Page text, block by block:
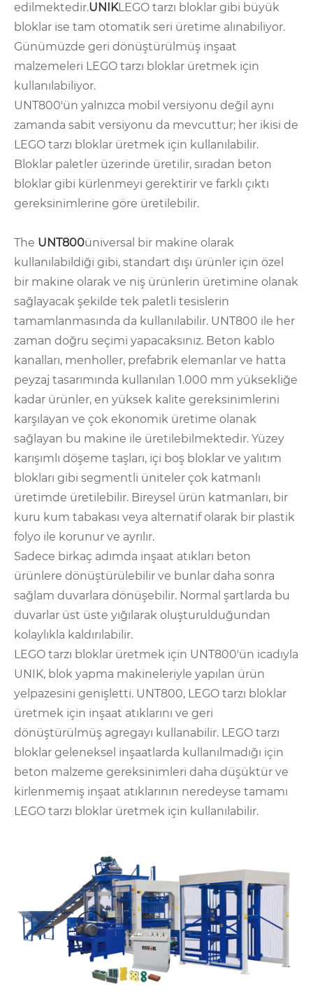
edilmektedir.UNIKLEGO tarzı bloklar gibi büyük
bloklar ise tam otomatik seri üretime alınabiliyor.
Günümüzde geri dönüştürülmüş inşaat
malzemeleri LEGO tarzı bloklar üretmek için
kullanılabiliyor.
UNT800'ün yalnızca mobil versiyonu değil aynı
zamanda sabit versiyonu da mevcuttur; her ikisi de
LEGO tarzı bloklar üretmek için kullanılabilir.
Bloklar paletler üzerinde üretilir, sıradan beton
bloklar gibi kürlenmeyi gerektirir ve farklı çıktı
gereksinimlerine göre üretilebilir.
The UNT800üniversal bir makine olarak
kullanılabildiği gibi, standart dışı ürünler için özel
bir makine olarak ve niş ürünlerin üretimine olanak
sağlayacak şekilde tek paletli tesislerin
tamamlanmasında da kullanılabilir. UNT800 ile her
zaman doğru seçimi yapacaksınız. Beton kablo
kanalları, menholler, prefabrik elemanlar ve hatta
peyzaj tasarımında kullanılan 1.000 mm yüksekliğe
kadar ürünler, en yüksek kalite gereksinimlerini
karşılayan ve çok ekonomik üretime olanak
sağlayan bu makine ile üretilebilmektedir. Yüzey
karışımlı döşeme taşları, içi boş bloklar ve yalıtım
blokları gibi segmentli üniteler çok katmanlı
üretimde üretilebilir. Bireysel ürün katmanları, bir
kuru kum tabakası veya alternatif olarak bir plastik
folyo ile korunur ve ayrılır.
Sadece birkaç adımda inşaat atıkları beton
ürünlere dönüştürülebilir ve bunlar daha sonra
sağlam duvarlara dönüşebilir. Normal şartlarda bu
duvarlar üst üste yığılarak oluşturulduğundan
kolaylıkla kaldırılabilir.
LEGO tarzı bloklar üretmek için UNT800'ün icadıyla
UNIK, blok yapma makineleriyle yapılan ürün
yelpazesini genişletti. UNT800, LEGO tarzı bloklar
üretmek için inşaat atıklarını ve geri
dönüştürülmüş agregayı kullanabilir. LEGO tarzı
bloklar geleneksel inşaatlarda kullanılmadığı için
beton malzeme gereksinimleri daha düşüktür ve
kirlenmemiş inşaat atıklarının neredeyse tamamı
LEGO tarzı bloklar üretmek için kullanılabilir.